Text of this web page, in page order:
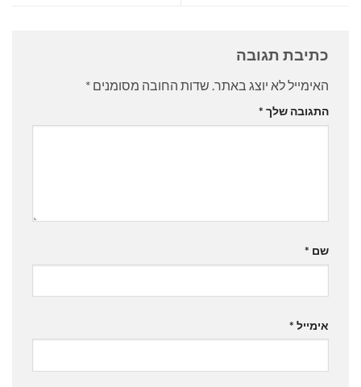
כתיבת תגובה
האימייל לא יוצג באתר. שדות החובה מסומנים *
התגובה שלך *
שם *
אימייל *